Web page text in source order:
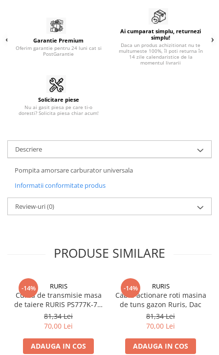
Garantie Premium
Oferim garantie pentru 24 luni cat si
PostGarantie
Ai cumparat simplu, returnezi
simplu!
Daca un produs achizitionat nu te
multumeste 100%, îl poti returna în
14 zile calendaristice de la
momentul livrarii
Solicitare piese
Nu ai gasit piesa pe care ti-o
doresti? Solicita piesa chiar acum!
Descriere
Pompita amorsare carburator universala
Informatii conformitate produs
Review-uri(0)
PRODUSE SIMILARE
-14% RURIS
Curea de transmisie masa
de taiere RURIS PS777K-76,
pentru motocositori Ruris
DAC 777K
81,34 Lei
70,00 Lei
ADAUGA IN COS
-14% RURIS
Cablu actionare roti masina
de tuns gazon Ruris, Dac
81,34 Lei
70,00 Lei
ADAUGA IN COS